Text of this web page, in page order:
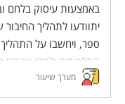
באמצעות עיסוק בלחם
יתוודעו לתהליך החיבור
ספר, ויחשבו על
התלמידים ילמדו טקסט
ובתהליך הכנתו כדימוי
בדימויים. מתוך כך
מערך שיעור